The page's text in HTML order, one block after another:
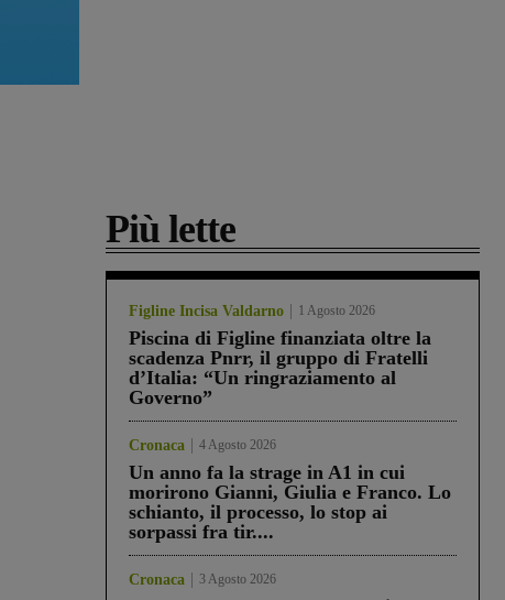
Più lette
Figline Incisa Valdarno 1 Agosto 2026
Piscina di Figline finanziata oltre la
scadenza Pnrr, il gruppo di Fratelli
d’Italia: “Un ringraziamento al
Governo”
Cronaca 4 Agosto 2026
Un anno fa la strage in A1 in cui
morirono Gianni, Giulia e Franco. Lo
schianto, il processo, lo stop ai
sorpassi fra tir....
Cronaca 3 Agosto 2026